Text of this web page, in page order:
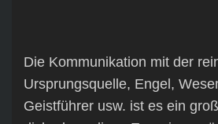
Die Kommunikation mit der
Ursprungsquelle, Engel,
Geistführer usw. ist es ein